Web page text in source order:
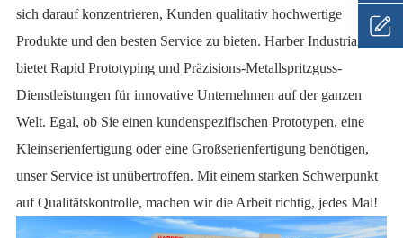
sich darauf konzentrieren, Kunden qualitativ hochwertige
Produkte und den besten Service zu bieten. Harber Industrial
bietet Rapid Prototyping und Präzisions-Metallspritzguss-
Dienstleistungen für innovative Unternehmen auf der ganzen
Welt. Egal, ob Sie einen kundenspezifischen Prototypen, eine
Kleinserienfertigung oder eine Großserienfertigung benötigen,
unser Service ist unübertroffen. Mit einem starken Schwerpunkt
auf Qualitätskontrolle, machen wir die Arbeit richtig, jedes Mal!